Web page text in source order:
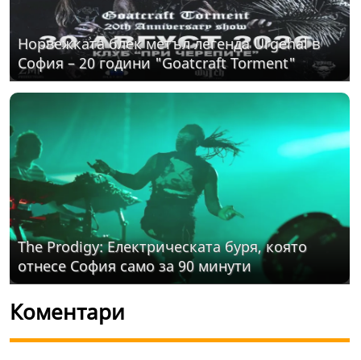
Норвежката блек метъл легенда Urgehal в
София – 20 години "Goatcraft Torment"
The Prodigy: Електрическата буря, която
отнесе София само за 90 минути
Коментари